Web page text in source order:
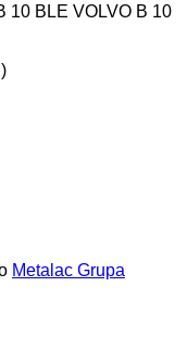
10 BLE VOLVO B 10
Metalac Grupa